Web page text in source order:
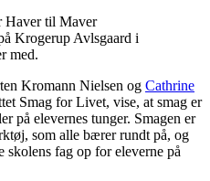
Haver til Maver
Krogerup Avlsgaard i
med.
Kromann Nielsen og Cathrine
Smag for Livet, vise, at smag er
på elevernes tunger. Smagen er
som alle bærer rundt på, og
skolens fag op for eleverne på